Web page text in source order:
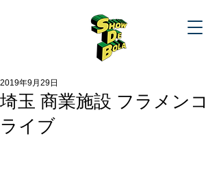
埼玉 商業施設 フラメンコ
ライブ
2019年9月29日